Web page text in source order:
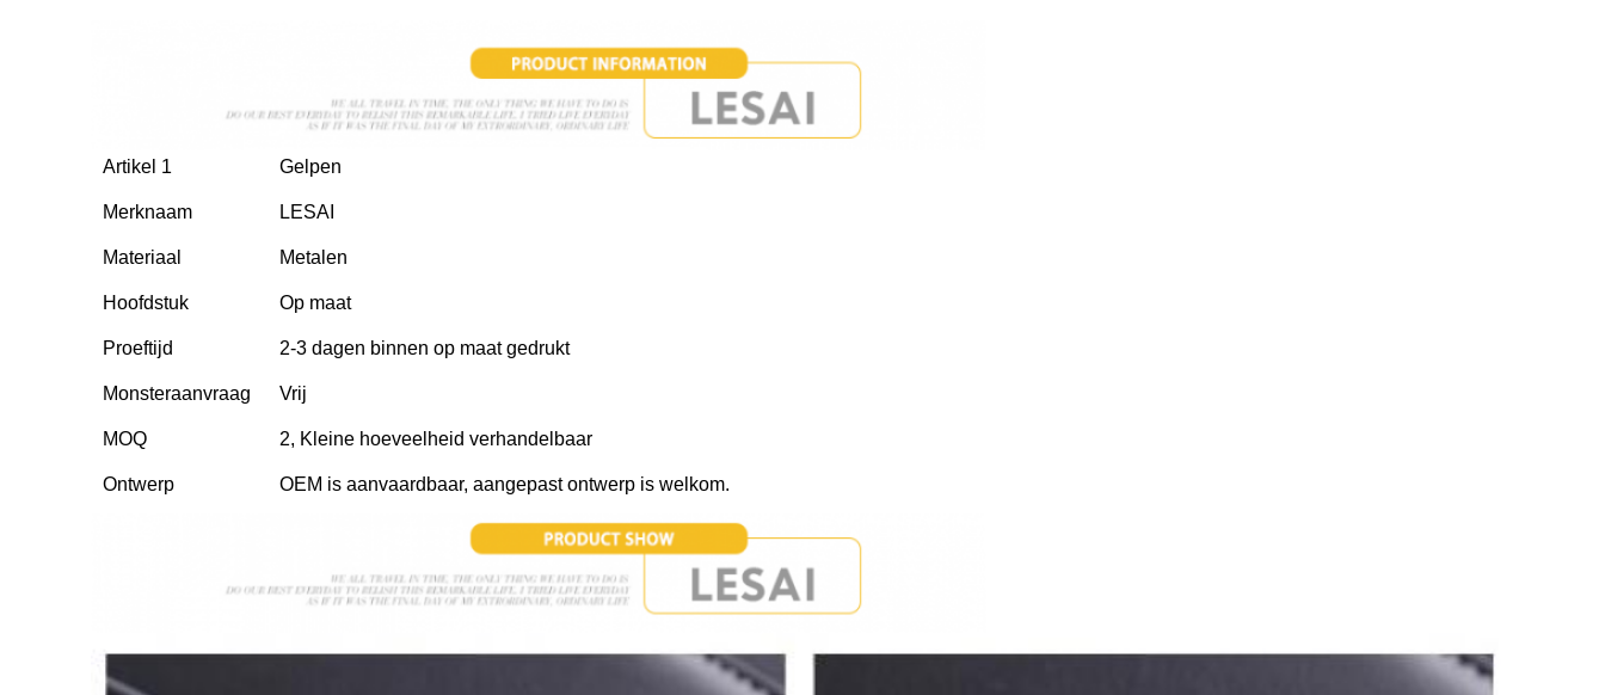
Artikel 1 Gelpen
Merknaam LESAI
Materiaal Metalen
Hoofdstuk Op maat
Proeftijd 2-3 dagen binnen op maat gedrukt
Monsteraanvraag Vrij
MOQ 2, Kleine hoeveelheid verhandelbaar
Ontwerp OEM is aanvaardbaar, aangepast ontwerp is welkom.